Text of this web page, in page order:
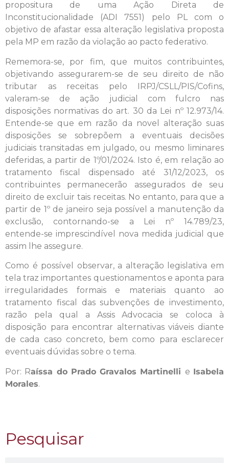
propositura de uma Ação Direta de
Inconstitucionalidade (ADI 7551) pelo PL com o
objetivo de afastar essa alteração legislativa proposta
pela MP em razão da violação ao pacto federativo.
Rememora-se, por fim, que muitos contribuintes,
objetivando assegurarem-se de seu direito de não
tributar as receitas pelo IRPJ/CSLL/PIS/Cofins,
valeram-se de ação judicial com fulcro nas
disposições normativas do art. 30 da Lei nº 12.973/14.
Entende-se que em razão da novel alteração suas
disposições se sobrepõem a eventuais decisões
judiciais transitadas em julgado, ou mesmo liminares
deferidas, a partir de 1º/01/2024. Isto é, em relação ao
tratamento fiscal dispensado até 31/12/2023, os
contribuintes permanecerão assegurados de seu
direito de excluir tais receitas. No entanto, para que a
partir de 1º de janeiro seja possível a manutenção da
exclusão, contornando-se a Lei nº 14.789/23,
entende-se imprescindível nova medida judicial que
assim lhe assegure.
Como é possível observar, a alteração legislativa em
tela traz importantes questionamentos e aponta para
irregularidades formais e materiais quanto ao
tratamento fiscal das subvenções de investimento,
razão pela qual a Assis Advocacia se coloca à
disposição para encontrar alternativas viáveis diante
de cada caso concreto, bem como para esclarecer
eventuais dúvidas sobre o tema.
Por: Raíssa do Prado Gravalos Martinelli e Isabela
Morales.
Pesquisar